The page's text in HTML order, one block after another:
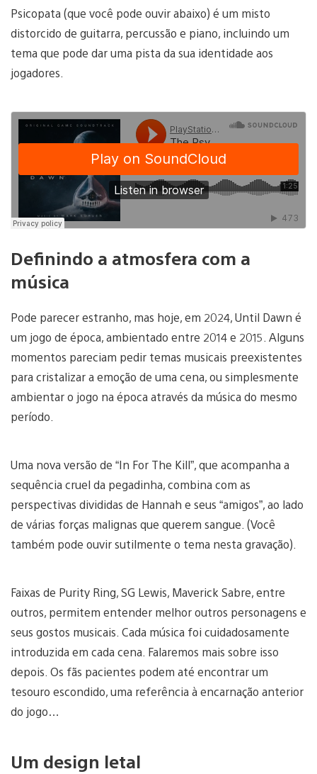
Psicopata (que você pode ouvir abaixo) é um misto
distorcido de guitarra, percussão e piano, incluindo um
tema que pode dar uma pista da sua identidade aos
jogadores.
Definindo a atmosfera com a
música
Pode parecer estranho, mas hoje, em 2024, Until Dawn é
um jogo de época, ambientado entre 2014 e 2015. Alguns
momentos pareciam pedir temas musicais preexistentes
para cristalizar a emoção de uma cena, ou simplesmente
ambientar o jogo na época através da música do mesmo
período.
Uma nova versão de “In For The Kill”, que acompanha a
sequência cruel da pegadinha, combina com as
perspectivas divididas de Hannah e seus “amigos”, ao lado
de várias forças malignas que querem sangue. (Você
também pode ouvir sutilmente o tema nesta gravação).
Faixas de Purity Ring, SG Lewis, Maverick Sabre, entre
outros, permitem entender melhor outros personagens e
seus gostos musicais. Cada música foi cuidadosamente
introduzida em cada cena. Falaremos mais sobre isso
depois. Os fãs pacientes podem até encontrar um
tesouro escondido, uma referência à encarnação anterior
do jogo…
Um design letal